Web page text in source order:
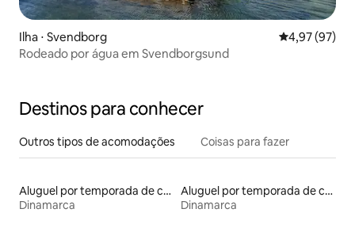
Ilha ⋅ Svendborg 4,97 de uma
4,97 (97)
Rodeado por água em Svendborgsund
Destinos para conhecer
Outros tipos de acomodações Coisas para fazer
Aluguel por temporada de contêineres
Dinamarca
Aluguel por temporada de cabanas de pastor
Dinamarca